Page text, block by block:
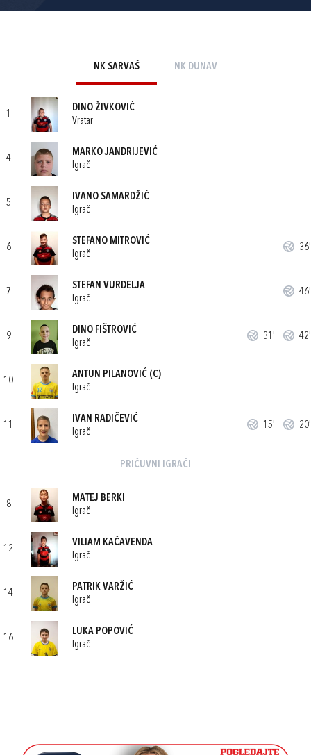
NK SARVAŠ NK DUNAV
1
DINO ŽIVKOVIĆ
Vratar
4
MARKO JANDRIJEVIĆ
Igrač
5
IVANO SAMARDŽIĆ
Igrač
6
STEFANO MITROVIĆ
Igrač
36'
7
STEFAN VURDELJA
Igrač
46'
9
DINO FIŠTROVIĆ
Igrač
31' 42'
10
ANTUN PILANOVIĆ (C)
Igrač
11
IVAN RADIČEVIĆ
Igrač
15' 20'
PRIČUVNI IGRAČI
8
MATEJ BERKI
Igrač
12
VILIAM KAČAVENDA
Igrač
14
PATRIK VARŽIĆ
Igrač
16
LUKA POPOVIĆ
Igrač